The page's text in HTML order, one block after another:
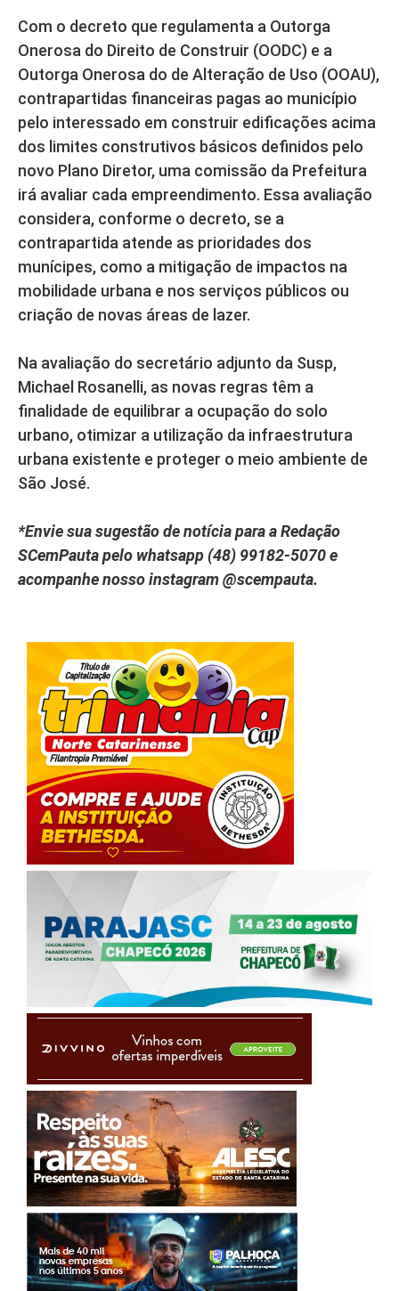
Com o decreto que regulamenta a Outorga
Onerosa do Direito de Construir (OODC) e a
Outorga Onerosa do de Alteração de Uso (OOAU),
contrapartidas financeiras pagas ao município
pelo interessado em construir edificações acima
dos limites construtivos básicos definidos pelo
novo Plano Diretor, uma comissão da Prefeitura
irá avaliar cada empreendimento. Essa avaliação
considera, conforme o decreto, se a
contrapartida atende as prioridades dos
munícipes, como a mitigação de impactos na
mobilidade urbana e nos serviços públicos ou
criação de novas áreas de lazer.
Na avaliação do secretário adjunto da Susp,
Michael Rosanelli, as novas regras têm a
finalidade de equilibrar a ocupação do solo
urbano, otimizar a utilização da infraestrutura
urbana existente e proteger o meio ambiente de
São José.
*Envie sua sugestão de notícia para a Redação
SCemPauta pelo whatsapp (48) 99182-5070 e
acompanhe nosso instagram @scempauta.